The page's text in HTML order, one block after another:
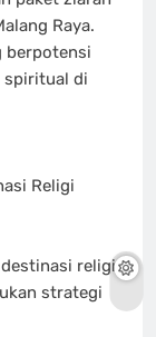
Raya.
berpotensi
spiritual di
Religi
religi
strategi